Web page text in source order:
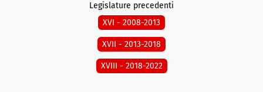
Legislature precedenti
XVI - 2008-2013
XVII - 2013-2018
XVIII - 2018-2022